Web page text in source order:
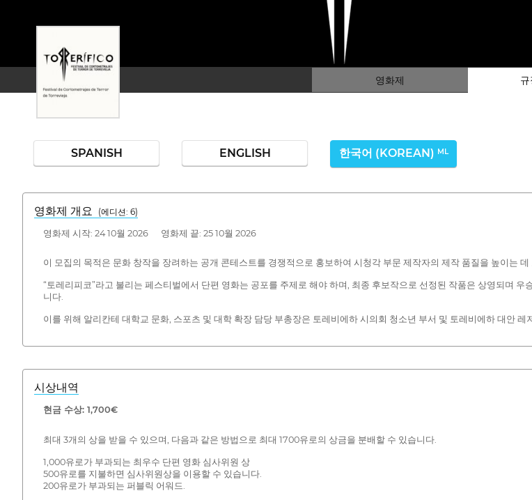
영화제
SPANISH ENGLISH 한국어 (KOREAN) ML
영화제 개요 (에디션: 6)
영화제 시작: 24 10월 2026 영화제 끝: 25 10월 2026
이 모집의 목적은 문화 창작을 장려하는 공개 콘테스트를 경쟁적으로 홍보하여 시청각 부문 제작자의 제작 품질을 높이는
“토레리피코”라고 불리는 페스티벌에서 단편 영화는 공포를 주제로 해야 하며, 최종 후보작으로 선정된 작품은 상영되며
니다.
이를 위해 알리칸테 대학교 문화, 스포츠 및 대학 확장 담당 부총장은 토레비에하 시의회 청소년 부서 및 토레비에하 대안
시상내역
현금 수상: 1,700€
최대 3개의 상을 받을 수 있으며, 다음과 같은 방법으로 최대 1700유로의 상금을 분배할 수 있습니다.
1,000유로가 부과되는 최우수 단편 영화 심사위원 상
500유로를 지불하면 심사위원상을 이용할 수 있습니다.
200유로가 부과되는 퍼블릭 어워드.